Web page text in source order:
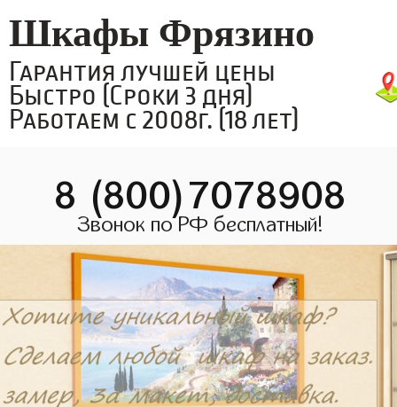
Шкафы Фрязино
Гарантия лучшей цены
Быстро (Сроки 3 дня)
Работаем с 2008г. (18 лет)
8 (800)7078908
Звонок по РФ бесплатный!